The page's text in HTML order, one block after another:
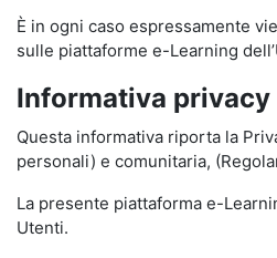
È in ogni caso espressamente
sulle piattaforme e-Learning
Informativa privacy
Questa informativa riporta la
personali) e comunitaria,
La presente piattaforma e-
Utenti.